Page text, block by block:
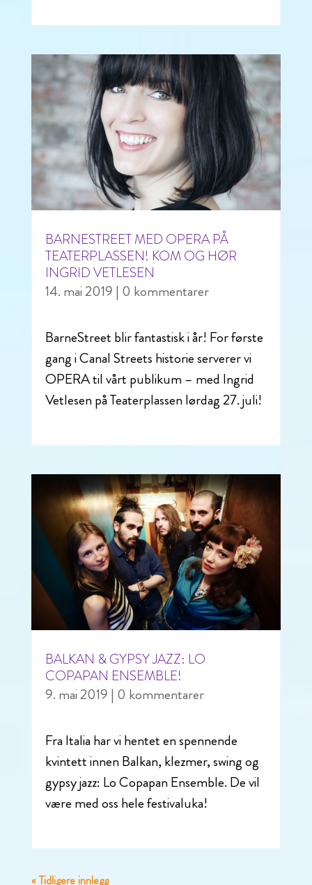
BARNESTREET MED OPERA PÅ
TEATERPLASSEN! KOM OG HØR
INGRID VETLESEN
14. mai 2019 | 0 kommentarer
BarneStreet blir fantastisk i år! For første
gang i Canal Streets historie serverer vi
OPERA til vårt publikum – med Ingrid
Vetlesen på Teaterplassen lørdag 27. juli!
BALKAN & GYPSY JAZZ: LO
COPAPAN ENSEMBLE!
9. mai 2019 | 0 kommentarer
Fra Italia har vi hentet en spennende
kvintett innen Balkan, klezmer, swing og
gypsy jazz: Lo Copapan Ensemble. De vil
være med oss hele festivaluka!
« Tidligere innlegg